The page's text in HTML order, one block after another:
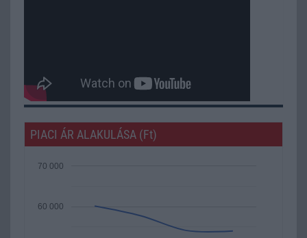
PIACI ÁR ALAKULÁSA (Ft)
60 000
70 000